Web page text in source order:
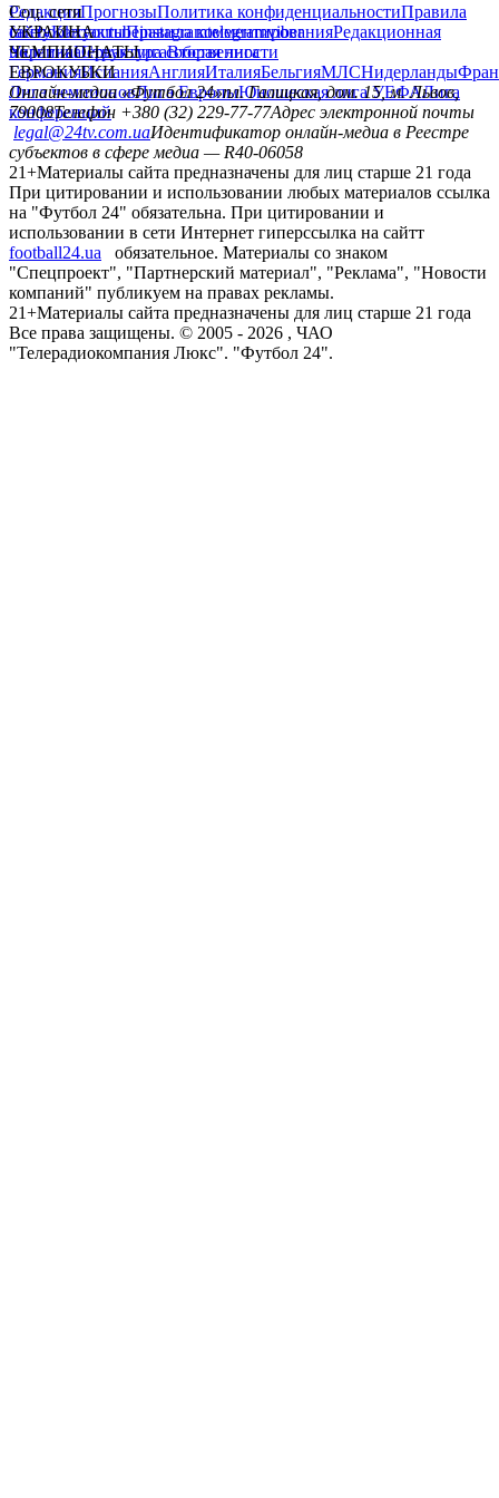
РедакцияПрогнозыПолитика конфиденциальностиПравила
сайтуКонтактыПравила комментированияРедакционная
политикаСтруктура собственности
Соц. сети
facebookxyoutubeinstagramtelegramviber
УКРАИНА
УкраинаПервая лигаВторая лига
ЧЕМПИОНАТЫ
ГерманияИспанияАнглияИталияБельгияМЛСНидерланды
ЕВРОКУБКИ
Лига чемпионовЛига ЕвропыЮношеская лига УЕФАЛига
конференций
Онлайн-медиа «Футбол 24»пл. Галицкая, дом. 15, м. Львов,
79008Телефон +380 (32) 229-77-77Адрес электронной почты
legal@24tv.com.uaИдентификатор онлайн-медиа в Реестре
субъектов в сфере медиа — R40-06058
21+Материалы сайта предназначены для лиц старше 21 года
При цитировании и использовании любых материалов ссылка
на "Футбол 24" обязательна. При цитировании и
использовании в сети Интернет гиперссылка на сайтт
football24.ua
обязательное. Материалы со знаком
"Спецпроект", "Партнерский материал", "Реклама", "Новости
компаний" публикуем на правах рекламы.
21+Материалы сайта предназначены для лиц старше 21 года
Все права защищены. © 2005 - 2026 , ЧАО
"Телерадиокомпания Люкс". "Футбол 24".